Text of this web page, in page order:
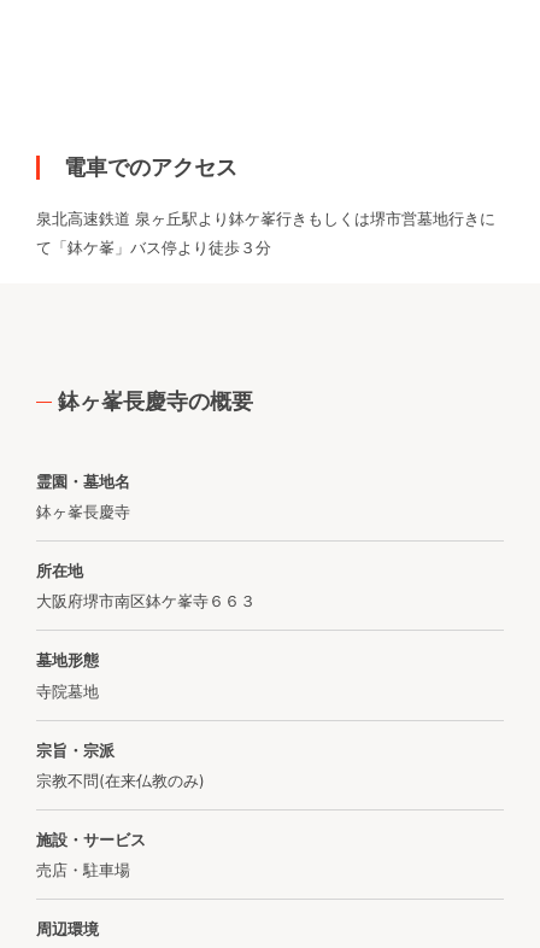
電車でのアクセス
泉北高速鉄道 泉ヶ丘駅より鉢ケ峯行きもしくは堺市営墓地行きに
て「鉢ケ峯」バス停より徒歩３分
鉢ヶ峯長慶寺の概要
霊園・墓地名
鉢ヶ峯長慶寺
所在地
大阪府堺市南区鉢ケ峯寺６６３
墓地形態
寺院墓地
宗旨・宗派
宗教不問(在来仏教のみ)
施設・サービス
売店・駐車場
周辺環境